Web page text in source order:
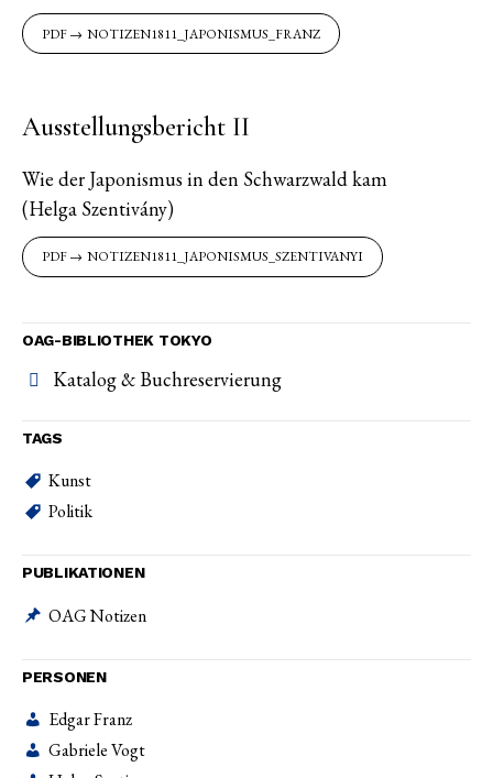
NOTIZEN1811_JAPONISMUS_FRANZ
Ausstellungsbericht II
Wie der Japonismus in den Schwarzwald kam
(Helga Szentivány)
NOTIZEN1811_JAPONISMUS_SZENTIVANYI
OAG-BIBLIOTHEK TOKYO
Katalog & Buchreservierung
TAGS
Kunst
Politik
PUBLIKATIONEN
OAG Notizen
PERSONEN
Edgar Franz
Gabriele Vogt